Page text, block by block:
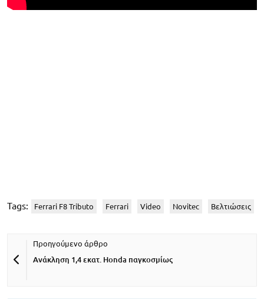
Tags: Ferrari F8 Tributo Ferrari Video Novitec Βελτιώσεις
Ανάκληση 1,4 εκατ. Honda παγκοσμίως